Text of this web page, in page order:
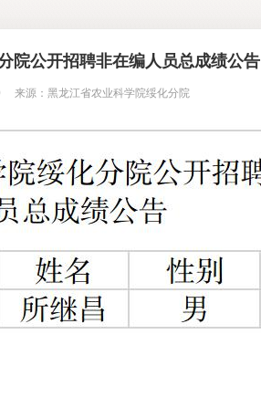
院公开招聘非在编人员总成绩公告
来源：黑龙江省农业科学院绥化分院